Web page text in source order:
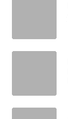
KONSUMEN
ALPERKLINAS